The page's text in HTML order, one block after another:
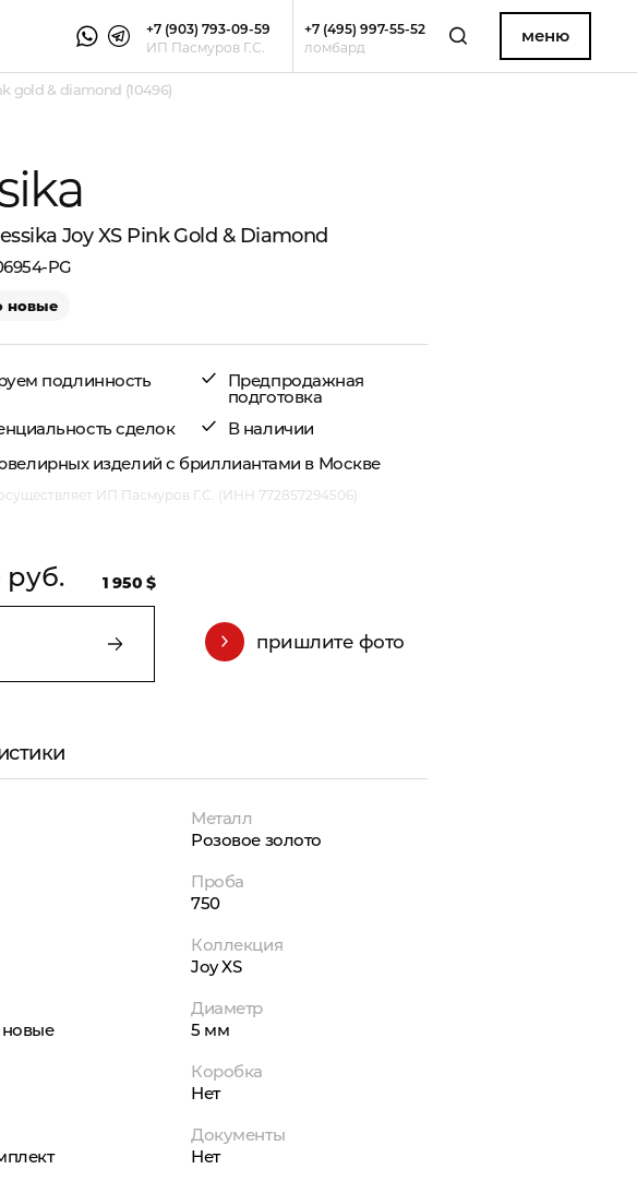
+7 (903) 793-09-59
ИП Пасмуров Г.С.
+7 (495) 997-55-52
ломбард
меню
gold & diamond (10496)
Joy XS Pink Gold & Diamond
PG
новые
подлинность
сделок
Предпродажная
подготовка
В наличии
изделий с бриллиантами в Москве
ИП Пасмуров Г.С. (ИНН 772857294506)
руб. 1 950 $
пришлите фото
Металл
Розовое золото
Проба
750
Коллекция
Joy XS
Диаметр
5 мм
Коробка
Нет
Документы
Нет